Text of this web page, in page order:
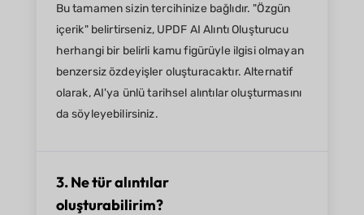
Bu tamamen sizin tercihinize bağlıdır. "Özgün
içerik" belirtirseniz, UPDF AI Alıntı Oluşturucu
herhangi bir belirli kamu figürüyle ilgisi olmayan
benzersiz özdeyişler oluşturacaktır. Alternatif
olarak, AI'ya ünlü tarihsel alıntılar oluşturmasını
da söyleyebilirsiniz.
3. Ne tür alıntılar
oluşturabilirim?